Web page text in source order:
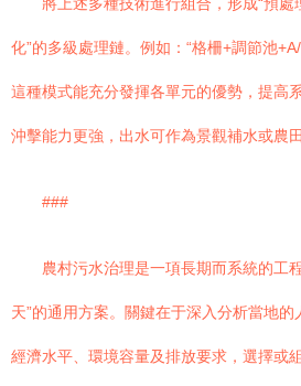
化”的多級處理鏈。例如：“格柵+調節池
這種模式能充分發揮各單元的優勢，提高
沖擊能力更強，出水可作為景觀補水或農
###
農村污水治理是一項長期而系統的工
天”的通用方案。關鍵在于深入分析當地的
經濟水平、環境容量及排放要求，選擇或